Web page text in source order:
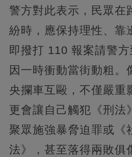
警方對此表示，民眾在
紛時，應保持理性、靠
即撥打 110 報案請警
因一時衝動當街動粗。
央攔車互毆，不僅嚴重
更會讓自己觸犯《刑法
聚眾施強暴脅迫罪或《
法》，甚至落得兩敗俱